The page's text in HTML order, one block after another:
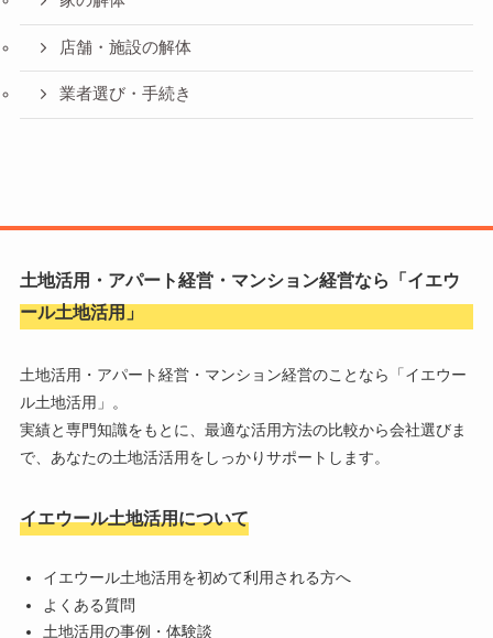
店舗・施設の解体
業者選び・手続き
土地活用・アパート経営・マンション経営なら「 イエウ
ール土地活用 」
土地活用・アパート経営・マンション経営のことなら「 イエウー
ル土地活用 」。
実績と専門知識をもとに、最適な活用方法の比較から会社選びま
で、あなたの土地活活用をしっかりサポートします。
イエウール土地活用について
イエウール土地活用を初めて利用される方へ
よくある質問
土地活用の事例・体験談